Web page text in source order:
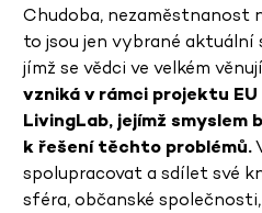
Chudoba, nezaměstnanost
to jsou jen vybrané aktuální
jímž se vědci ve velkém
vzniká v rámci projektu
LivingLab, jejímž smyslem
k řešení těchto problémů.
spolupracovat a sdílet své
sféra, občanské